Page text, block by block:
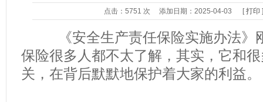
点击： 5751 次 添加日期：2025-04-03 [打印
《安全生产责任保险实施办法》
保险很多人都不太了解，其实，它和
关，在背后默默地保护着大家的利益。